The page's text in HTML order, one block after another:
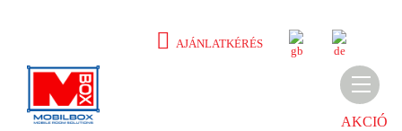
AJÁNLATKÉRÉS
Menu
AKCIÓ